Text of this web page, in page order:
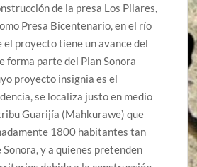
de la presa Los Pilares,
Presa Bicentenario, en el río
proyecto tiene un avance del
forma parte del Plan Sonora
proyecto insignia es el
se localiza justo en medio
Guarijía (Mahkurawe) que
1800 habitantes tan
Sonora, y a quienes pretenden